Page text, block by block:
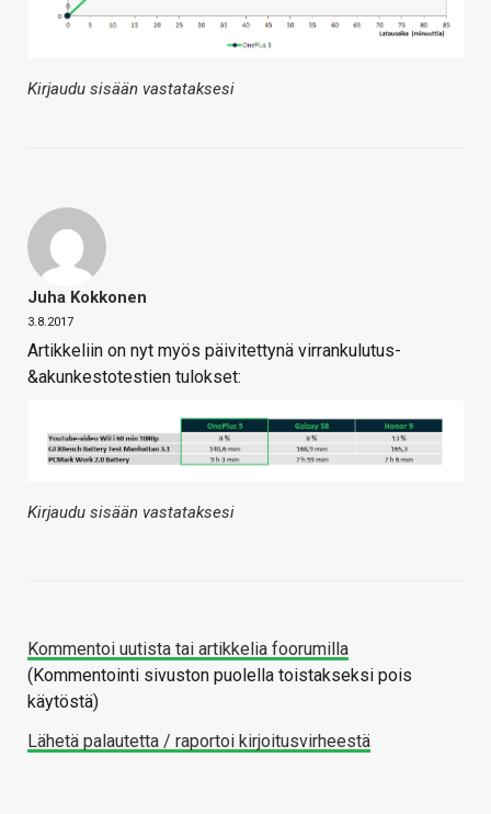
Kirjaudu sisään vastataksesi
Juha Kokkonen
3.8.2017
Artikkeliin on nyt myös päivitettynä virrankulutus-
&akunkestotestien tulokset:
Kirjaudu sisään vastataksesi
Kommentoi uutista tai artikkelia foorumilla
(Kommentointi sivuston puolella toistakseksi pois
käytöstä)
Lähetä palautetta / raportoi kirjoitusvirheestä